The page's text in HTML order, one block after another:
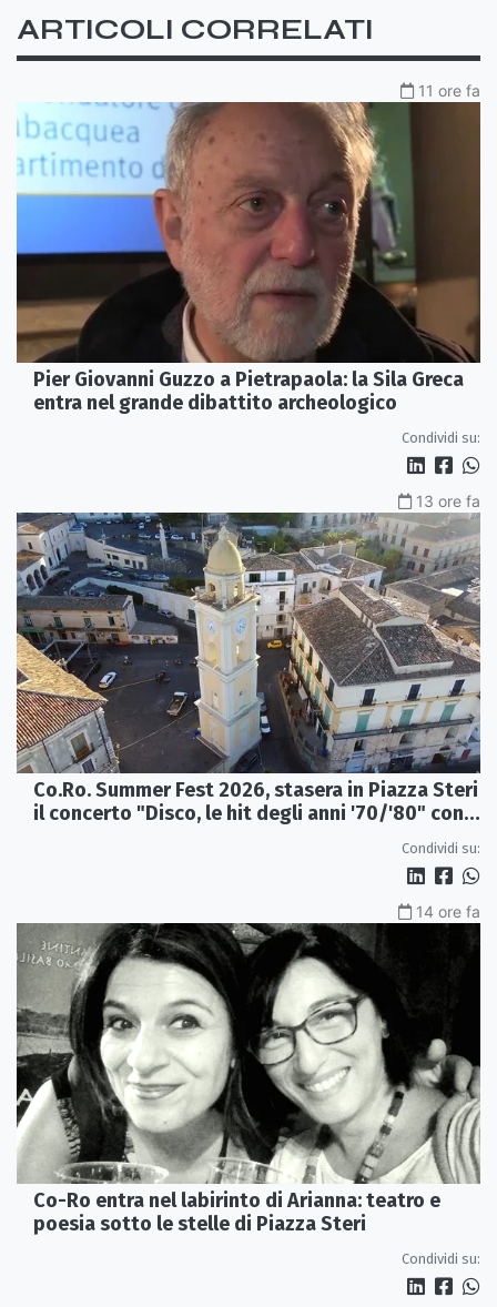
ARTICOLI CORRELATI
11 ore fa
Pier Giovanni Guzzo a Pietrapaola: la Sila Greca
entra nel grande dibattito archeologico
Condividi su:
13 ore fa
Co.Ro. Summer Fest 2026, stasera in Piazza Steri
il concerto "Disco, le hit degli anni '70/'80" con
Condividi su:
14 ore fa
Co-Ro entra nel labirinto di Arianna: teatro e
poesia sotto le stelle di Piazza Steri
Condividi su: